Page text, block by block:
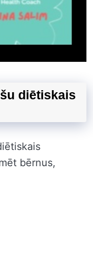
diētiskais
bērnus,